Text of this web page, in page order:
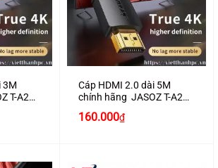
3M
T-A282
Cáp HDMI 2.0 dài 5M
chính hãng JASOZ T-A283
Giá
160.000₫Giá
hiện